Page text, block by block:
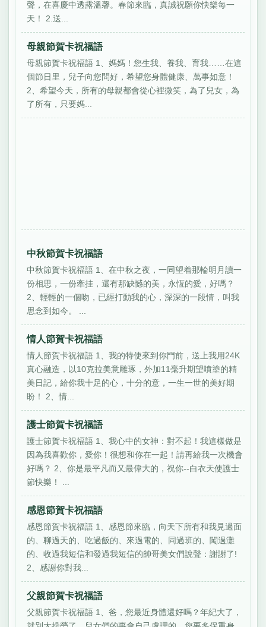
聲，在喜慶中透露溫馨。春節來臨，真誠祝願你快樂每一
天！ 2.送...
母親節賀卡祝福語
母親節賀卡祝福語 1、媽媽！您生我、養我、育我……在這
個節日里，兒子向您問好，希望您身體健康、萬事如意！
2、希望今天，所有的母親都會從心裡微笑，為了兒女，為
了所有，只要媽...
中秋節賀卡祝福語
中秋節賀卡祝福語 1、在中秋之夜，一同望着那輪明月讀一
份相思，一份牽挂，還有那缺憾的美，永恆的愛，好嗎？
2、輕輕的一個吻，已經打動我的心，深深的一段情，叫我
思念到如今。 ...
情人節賀卡祝福語
情人節賀卡祝福語 1、我的特使來到你門前，送上我用24K
真心融造，以10克拉美意雕琢，外加11毫升期望噴塗的精
美日記，給你我十足的心，十分的意，一生一世的美好期
盼！ 2、情...
護士節賀卡祝福語
護士節賀卡祝福語 1、我心中的女神：對不起！我這樣做是
因為我喜歡你，愛你！很想和你在一起！請再給我一次機會
好嗎？ 2、你是最平凡而又最偉大的，祝你--白衣天使護士
節快樂！ ...
感恩節賀卡祝福語
感恩節賀卡祝福語 1、感恩節來臨，向天下所有和我見過面
的、聊過天的、吃過飯的、來過電的、同過班的、闖過灘
的、收過我短信和發過我短信的帥哥美女們說聲：謝謝了!
2、感謝你對我...
父親節賀卡祝福語
父親節賀卡祝福語 1、爸，您最近身體還好嗎？年紀大了，